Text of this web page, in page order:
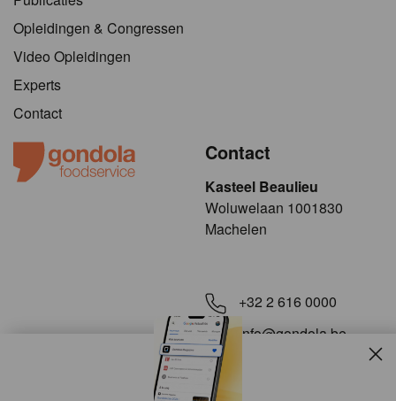
Opleidingen & Congressen
Video Opleidingen
Experts
Contact
Contact
Kasteel Beaulieu
​​​Woluwelaan 1001830
Machelen
+32 2 616 0000
info@gondola.be
Volg ons op